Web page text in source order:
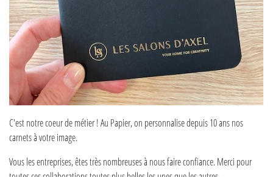
C'est notre coeur de métier ! Au Papier, on personnalise depuis 10 ans nos
carnets à votre image.
Vous les entreprises, êtes très nombreuses à nous faire confiance. Merci pour